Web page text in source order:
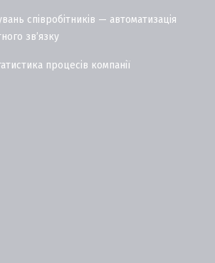
співробітників — автоматизація
звʼязку
процесів компанії